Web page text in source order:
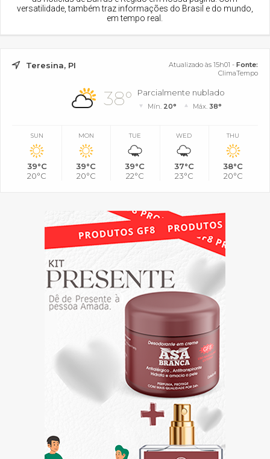
versatilidade, também traz informações do Brasil e do mundo,
em tempo real.
Teresina, PI Atualizado às 15h01 - Fonte:
ClimaTempo
38° Parcialmente nublado
Mín. 20° Máx. 38°
SUN
39°C
20°C
MON
39°C
20°C
TUE
39°C
22°C
WED
37°C
23°C
THU
38°C
20°C